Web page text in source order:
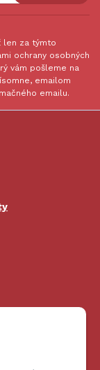
len za týmto
ochrany osobných
vám pošleme na
emailom
emailu.